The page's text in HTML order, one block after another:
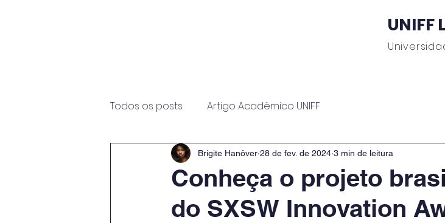
UNIFF
Todos os posts Artigo Acadêmico UNIFF
Conheça o projeto
do SXSW Innovation
Brigite Hanôver 28 de fev. de 2024 3 min de leitura